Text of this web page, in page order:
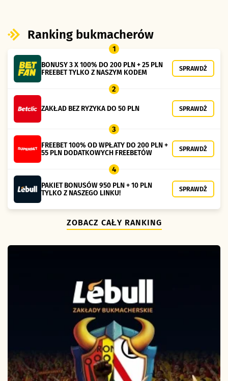
Ranking bukmacherów
1
BONUSY 3 X 100% DO 200 PLN + 25 PLN
FREEBET TYLKO Z NASZYM KODEM
SPRAWDŹ
2
ZAKŁAD BEZ RYZYKA DO 50 PLN SPRAWDŹ
3
FREEBET 100% OD WPŁATY DO 200 PLN +
55 PLN DODATKOWYCH FREEBETÓW
SPRAWDŹ
4
PAKIET BONUSÓW 950 PLN + 10 PLN
TYLKO Z NASZEGO LINKU!
SPRAWDŹ
ZOBACZ CAŁY RANKING